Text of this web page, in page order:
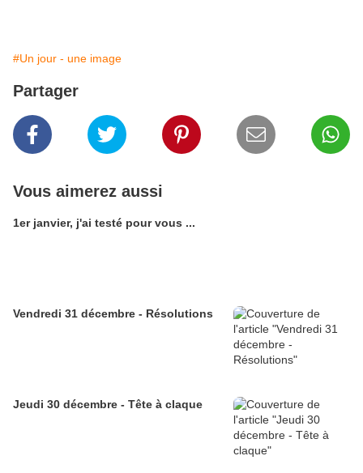
#Un jour - une image
Partager
Vous aimerez aussi
1er janvier, j'ai testé pour vous ...
Vendredi 31 décembre - Résolutions
Jeudi 30 décembre - Tête à claque